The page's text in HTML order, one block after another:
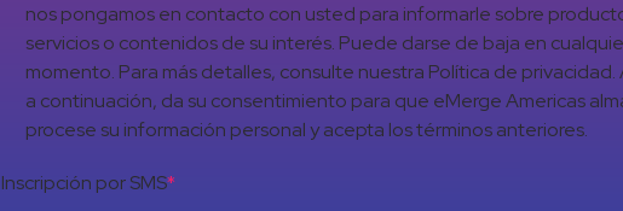
nos pongamos en contacto con usted para informarle sobre
servicios o contenidos de su interés. Puede darse de baja en
momento. Para más detalles, consulte nuestra Política de privacidad.
a continuación, da su consentimiento para que eMerge Americas
procese su información personal y acepta los términos anteriores.
Inscripción por SMS*